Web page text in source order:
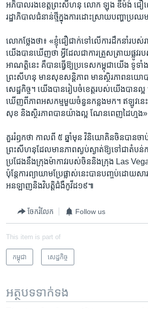
អភិបាល​រង​ខេត្ត​ព្រះសីហនុ​ លោក ​ឡុង ឌីម៉ង់​ ជឿ
រដ្ឋាភិបាល​ជំនាន់ថ្មី​ក្នុងការ​ដោះស្រាយ​បញ្ហាប្រឈ
លោក​ថ្លែងថា៖ «ខ្ញុំ​ជឿជាក់​ទៅ​លើ​ការ​ដឹកនាំ​របស់​រ
យើង​បាន​ឃើញ​ថា​ អ្វីដែ​ល​ជា​ការ​ត្រួស​ត្រាយ​ផ្លូវ​រ
អាណត្តិ​នេះ​ គឺ​បាន​ធ្វើ​ឱ្យ​ប្រទេស​កម្ពុជា​យើង​ ទូទាំ
ព្រះសីហនុ​ មាន​សុខ​សន្តិភាព​ មាន​ស្ថិរភាព​នយោប
សេដ្ឋកិច្ច​។ យើង​បាន​រៀប​ចំ​ខេត្ត​របស់​យើង​បាន​
ឃើញ​ពី​ភាព​អសកម្ម​មួយចំនួន​កន្លង​មក​។ ឥឡូវ​នេះ​
សុខ​ និងសិ្ថរភាព​បាន​យ៉ាង​ល្អ​ ណែន​ពេញ​ដៃ​ហ្មង
គួរ​រំឭក​ថា​ កាលពី ៥ ឆ្នាំ​មុន វិនិយោគិន​ចិន​បាន​ចាប់
ព្រះសីហនុ​ដែល​មាន​ភាព​ស្ងប់ស្ងាត់​ឱ្យ​ទៅ​ជា​តំ
ប្រជែង​នឹង​ក្រុង​ម៉ាកាវ​របស់​ចិន​និង​ក្រុង Las
ប៉ុន្តែ​ការ​ព្យាយាម​ប្រែផ្លាស់​នេះ​បាន​បញ្ចប់​ដោយស
អនឡាញ​និង​វិបត្តិ​ជំងឺ​កូវីដ១៩៕
ចែករំលែក Follow us
This item is part of
កម្ពុជា សេដ្ឋកិច្ច
អត្ថបទ​ទាក់ទង